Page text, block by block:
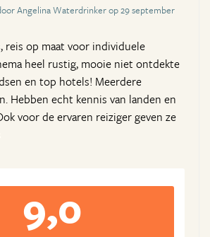
Angelina Waterdrinker op 29 september
reis op maat voor individuele
heel rustig, mooie niet ontdekte
en top hotels! Meerdere
Hebben echt kennis van landen en
voor de ervaren reiziger geven ze
9,0